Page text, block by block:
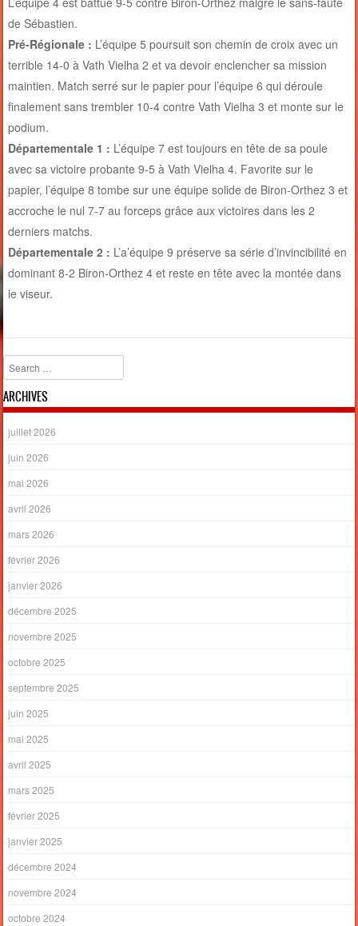
de Sébastien.
Pré-Régionale : L’équipe 5 poursuit son chemin de croix avec un
terrible 14-0 à Vath Vielha 2 et va devoir enclencher sa mission
maintien. Match serré sur le papier pour l’équipe 6 qui déroule
finalement sans trembler 10-4 contre Vath Vielha 3 et monte sur le
podium.
Départementale 1 : L’équipe 7 est toujours en tête de sa poule
avec sa victoire probante 9-5 à Vath Vielha 4. Favorite sur le
papier, l’équipe 8 tombe sur une équipe solide de Biron-Orthez 3 et
accroche le nul 7-7 au forceps grâce aux victoires dans les 2
derniers matchs.
Départementale 2 : L’a’équipe 9 préserve sa série d’invincibilité en
dominant 8-2 Biron-Orthez 4 et reste en tête avec la montée dans
le viseur.
Search
ARCHIVES
juillet 2026
juin 2026
mai 2026
avril 2026
mars 2026
février 2026
janvier 2026
décembre 2025
novembre 2025
octobre 2025
septembre 2025
juin 2025
mai 2025
avril 2025
mars 2025
février 2025
janvier 2025
décembre 2024
novembre 2024
octobre 2024